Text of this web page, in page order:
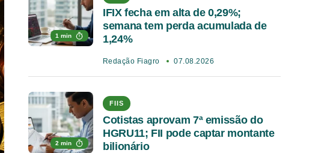
1 min
IFIX fecha em alta de 0,29%;
semana tem perda acumulada de
1,24%
Redação Fiagro 07.08.2026
2 min
FIIS
Cotistas aprovam 7ª emissão do
HGRU11; FII pode captar montante
bilionário